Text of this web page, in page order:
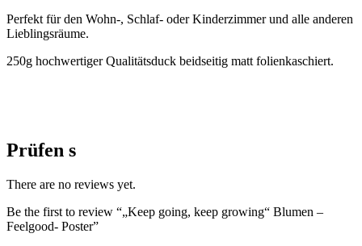
Perfekt für den Wohn-, Schlaf- oder Kinderzimmer und alle anderen
Lieblingsräume.
250g hochwertiger Qualitätsduck beidseitig matt folienkaschiert.
Prüfen s
There are no reviews yet.
Be the first to review “„Keep going, keep growing“ Blumen –
Feelgood- Poster”